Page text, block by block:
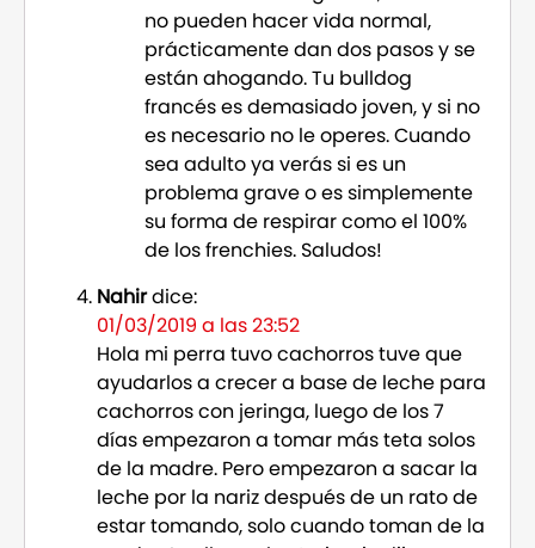
no pueden hacer vida normal,
prácticamente dan dos pasos y se
están ahogando. Tu bulldog
francés es demasiado joven, y si no
es necesario no le operes. Cuando
sea adulto ya verás si es un
problema grave o es simplemente
su forma de respirar como el 100%
de los frenchies. Saludos!
Nahirdice:
01/03/2019 a las 23:52
Hola mi perra tuvo cachorros tuve que
ayudarlos a crecer a base de leche para
cachorros con jeringa, luego de los 7
días empezaron a tomar más teta solos
de la madre. Pero empezaron a sacar la
leche por la nariz después de un rato de
estar tomando, solo cuando toman de la